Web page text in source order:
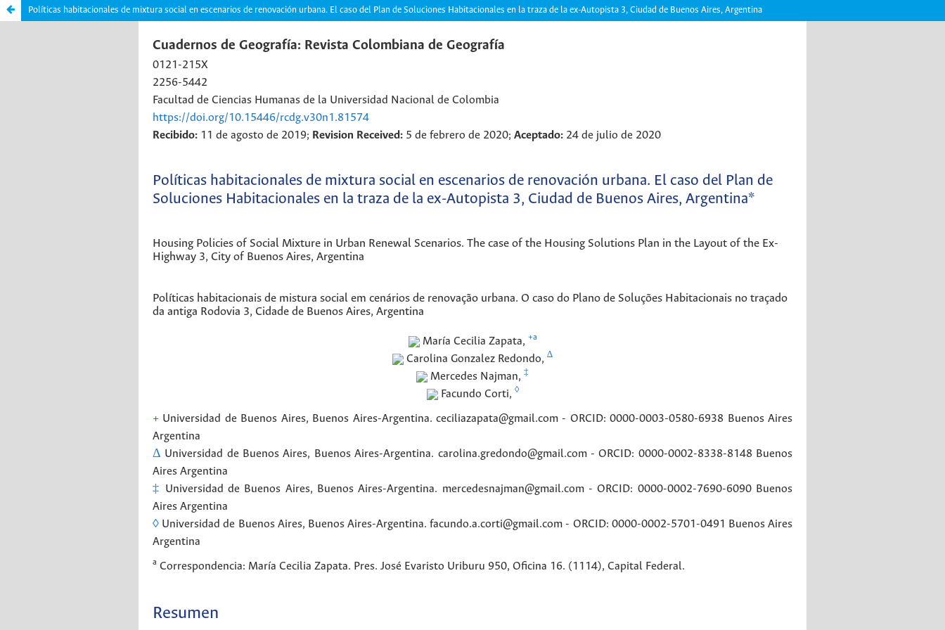
Políticas habitacionales de mixtura social en escenarios de renovación urbana. El caso del Plan de Soluciones Habitacionales en la traza de la ex-Autopista 3, Ciudad de Buenos Aires, Argentina